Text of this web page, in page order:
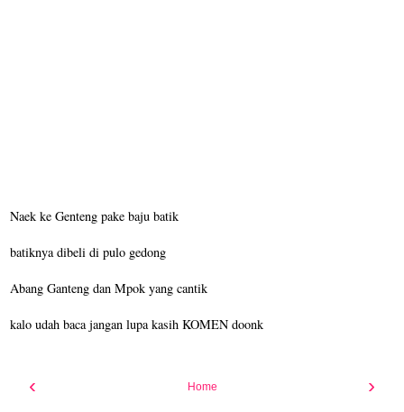
Naek ke Genteng pake baju batik
batiknya dibeli di pulo gedong
Abang Ganteng dan Mpok yang cantik
kalo udah baca jangan lupa kasih KOMEN doonk
‹ ›
Home